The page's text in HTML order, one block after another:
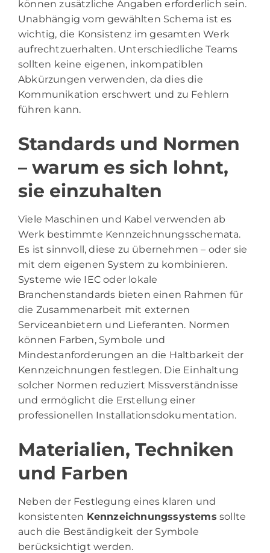
können zusätzliche Angaben erforderlich sein.
Unabhängig vom gewählten Schema ist es
wichtig, die Konsistenz im gesamten Werk
aufrechtzuerhalten. Unterschiedliche Teams
sollten keine eigenen, inkompatiblen
Abkürzungen verwenden, da dies die
Kommunikation erschwert und zu Fehlern
führen kann.
Standards und Normen
– warum es sich lohnt,
sie einzuhalten
Viele Maschinen und Kabel verwenden ab
Werk bestimmte Kennzeichnungsschemata.
Es ist sinnvoll, diese zu übernehmen – oder sie
mit dem eigenen System zu kombinieren.
Systeme wie IEC oder lokale
Branchenstandards bieten einen Rahmen für
die Zusammenarbeit mit externen
Serviceanbietern und Lieferanten. Normen
können Farben, Symbole und
Mindestanforderungen an die Haltbarkeit der
Kennzeichnungen festlegen. Die Einhaltung
solcher Normen reduziert Missverständnisse
und ermöglicht die Erstellung einer
professionellen Installationsdokumentation.
Materialien, Techniken
und Farben
Neben der Festlegung eines klaren und
konsistenten Kennzeichnungssystems sollte
auch die Beständigkeit der Symbole
berücksichtigt werden.